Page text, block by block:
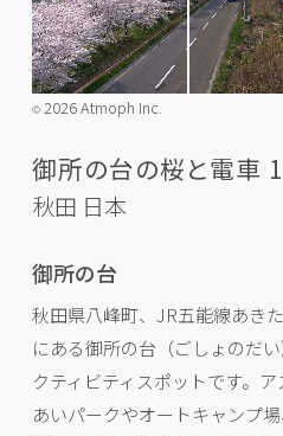
©️2026 Atmoph Inc.
御所の台の桜と電車 1
秋田 日本
御所の台
秋田県八峰町、JR五能線あき
にある御所の台（ごしょのだ
クティビティスポットです。
あいパークやオートキャンプ